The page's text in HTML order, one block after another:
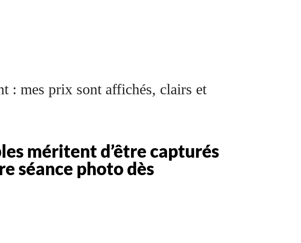
: mes prix sont affichés, clairs et
méritent d’être capturés
séance photo dès